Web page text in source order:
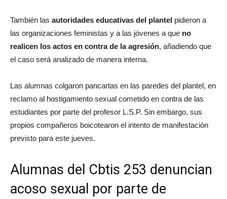
También las autoridades educativas del plantel pidieron a
las organizaciones feministas y a las jóvenes a que no
realicen los actos en contra de la agresión, añadiendo que
el caso será analizado de manera interna.
Las alumnas colgaron pancartas en las paredes del plantel, en
reclamo al hostigamiento sexual cometido en contra de las
estudiantes por parte del profesor L.S.P. Sin embargo, sus
propios compañeros boicotearon el intento de manifestación
previsto para este jueves.
Alumnas del Cbtis 253 denuncian
acoso sexual por parte de